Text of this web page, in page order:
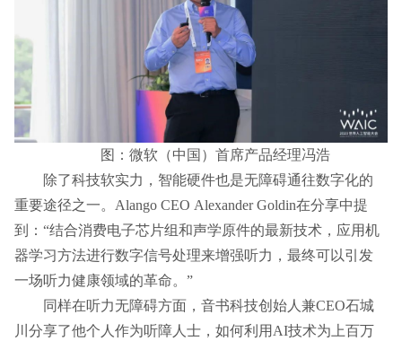
图：微软（中国）首席产品经理冯浩
除了科技软实力，智能硬件也是无障碍通往数字化的
重要途径之一。Alango CEO Alexander Goldin在分享中提
到：“结合消费电子芯片组和声学原件的最新技术，应用机
器学习方法进行数字信号处理来增强听力，最终可以引发
一场听力健康领域的革命。”
同样在听力无障碍方面，音书科技创始人兼CEO石城
川分享了他个人作为听障人士，如何利用AI技术为上百万